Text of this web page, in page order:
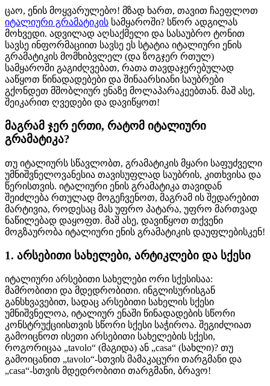
ცაო, ენის მოყვარულებო! მზად ხართ, თავით ჩაეფლოთ
იტალიური გრამატიკის სამყაროში? სწორ ადგილას
მოხვედი. ადვილად აღსაქმელი და სასაუბრო ტონით
სავსე ინფორმაციით სავსე ეს სტატია იტალიური ენის
გრამატიკის მომხიბვლელ (და ზოგჯერ რთულ)
სამყაროში გაგიძღვებათ, რათა თავდაჯერებულად
ააწყოთ წინადადებები და შინაარსიანი საუბრები
გქონდეთ მშობლიურ ენაზე მოლაპარაკეებთან. მაშ ასე,
შეიკარით ღვედები და დავიწყოთ!
მაგრამ ჯერ ერთი, რატომ იტალიური
გრამატიკა?
თუ იტალიურს სწავლობთ, გრამატიკის მყარი საფუძველი
უმნიშვნელოვანესია თავისუფლად საუბრის, კითხვისა და
წერისთვის. იტალიური ენის გრამატიკა თავიდან
შეიძლება რთულად მოგეჩვენოთ, მაგრამ ის შედარებით
მარტივია, როდესაც მას უფრო პატარა, უფრო მართვად
ნაწილებად დაყოფთ. მაშ ასე, დავიწყოთ თქვენი
მოგზაურობა იტალიური ენის გრამატიკის დაუფლებისკენ!
1. არსებითი სახელები, არტიკლები და სქესი
იტალიური არსებითი სახელები ორი სქესისაა:
მამრობითი და მდედრობითი. ინგლისურისგან
განსხვავებით, სადაც არსებითი სახელის სქესი
უმნიშვნელოა, იტალიურ ენაში წინადადების სწორი
კონსტრუქციისთვის სწორი სქესი საჭიროა. შეგიძლიათ
გამოიცნოთ ისეთი არსებითი სახელების სქესი,
როგორიცაა „tavolo“ (მაგიდა) ან „casa“ (სახლი)? თუ
გამოიცანით „tavolo“-სთვის მამაკაცური თარგმანი და
„casa“-სთვის მდედრობითი თარგმანი, ბრავო!